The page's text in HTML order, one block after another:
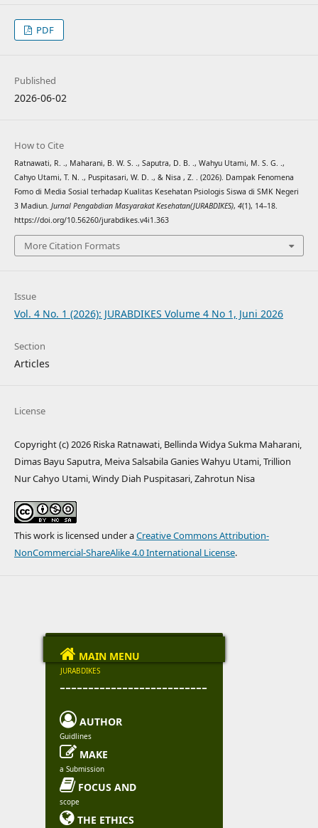
PDF
Published
2026-06-02
How to Cite
Ratnawati, R. ., Maharani, B. W. S. ., Saputra, D. B. ., Wahyu Utami, M. S. G. .,
Cahyo Utami, T. N. ., Puspitasari, W. D. ., & Nisa , Z. . (2026). Dampak Fenomena
Fomo di Media Sosial terhadap Kualitas Kesehatan Psiologis Siswa di SMK Negeri
3 Madiun. Jurnal Pengabdian Masyarakat Kesehatan(JURABDIKES), 4(1), 14–18.
https://doi.org/10.56260/jurabdikes.v4i1.363
More Citation Formats
Issue
Vol. 4 No. 1 (2026): JURABDIKES Volume 4 No 1, Juni 2026
Section
Articles
License
Copyright (c) 2026 Riska Ratnawati, Bellinda Widya Sukma Maharani,
Dimas Bayu Saputra, Meiva Salsabila Ganies Wahyu Utami, Trillion
Nur Cahyo Utami, Windy Diah Puspitasari, Zahrotun Nisa
This work is licensed under aCreative Commons Attribution-
NonCommercial-ShareAlike 4.0 International License.
 MAIN MENU
JURABDIKES
--------------------------
 AUTHOR
Guidlines
 MAKE
a Submission
FOCUS AND
scope
 THE ETHICS